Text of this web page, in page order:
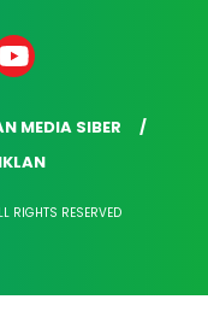
MEDIA SIBER
RIGHTS RESERVED